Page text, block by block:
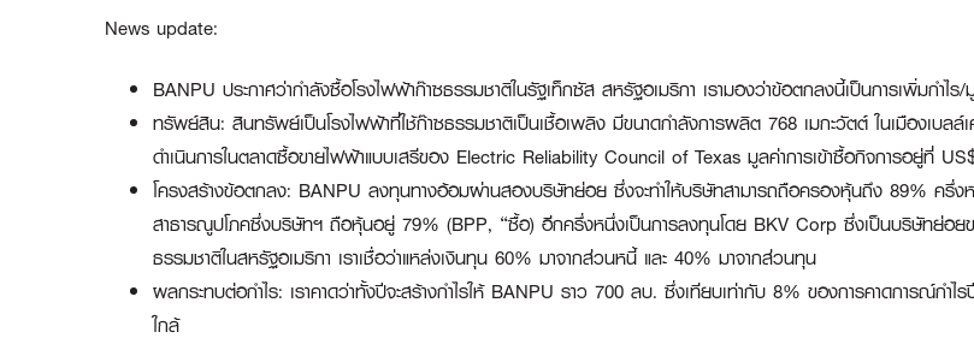
News update:
BANPU ประกาศว่ากำลังซื้อโรงไฟฟ้าก๊าซธรรมชาติในรัฐเท็กซัส สหรัฐอเมริกา เรามองว่าข้อตกลงนี้เป็นการเพิ่มกำไ
ทรัพย์สิน: สินทรัพย์เป็นโรงไฟฟ้าที่ใช้ก๊าซธรรมชาติเป็นเชื้อเพลิง มีขนาดกําลังการผลิต 768 เมกะวัตต์ ในเมืองเบลล์
ดำเนินการในตลาดซื้อขายไฟฟ้าแบบเสรีของ Electric Reliability Council of Texas มูลค่าการเข้าซื้อกิจการอยู่ที่
โครงสร้างข้อตกลง: BANPU ลงทุนทางอ้อมผ่านสองบริษัทย่อย ซึ่งจะทำให้บริษัทสามารถถือครองหุ้นถึง 89% ครึ่ง
สาธารณูปโภคซึ่งบริษัทฯ ถือหุ้นอยู่ 79% (BPP, “ซื้อ) อีกครึ่งหนึ่งเป็นการลงทุนโดย BKV Corp ซึ่งเป็นบริษัทย่อ
ธรรมชาติในสหรัฐอเมริกา เราเชื่อว่าแหล่งเงินทุน 60% มาจากส่วนหนี้ และ 40% มาจากส่วนทุน
ผลกระทบต่อกำไร: เราคาดว่าทั้งปีจะสร้างกำไรให้ BANPU ราว 700 ลบ. ซึ่งเทียบเท่ากับ 8% ของการคาดการณ์กำไ
ใกล้